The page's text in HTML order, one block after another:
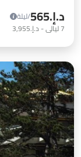
د.إ.‏565
/ليلة
7ليالي- د.إ.‏3,955